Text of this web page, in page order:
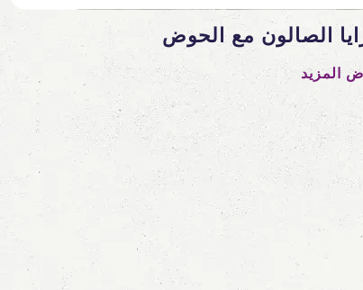
الصالون مع الحوض
المزيد